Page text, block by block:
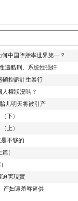
中国堕胎率世界第一？
遭酷刑、系统性强奸
頓控訴計生暴行
權狀況嗎？
儿明天将被引产
下）
上）
不够的
）
迫害現實
产妇遭羞辱逼供